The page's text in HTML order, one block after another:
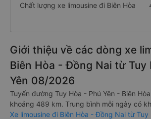
Chất lượng xe limousine đi Biên Hòa
Giới thiệu về các dòng xe
Biên Hòa - Đồng Nai từ Tuy
Yên 08/2026
Tuyến đường Tuy Hòa - Phú Yên - Biên
khoảng 489 km. Trung bình mỗi ngày có
Xe limousine đi Biên Hòa - Đồng Nai từ Tuy